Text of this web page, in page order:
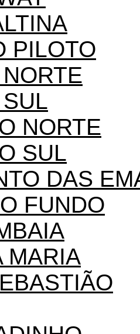
PILOTO
NORTE
SUL
DAS
FUNDO
MARIA